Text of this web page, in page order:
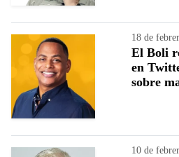
18 de
El Boli
en
sobre
10 de